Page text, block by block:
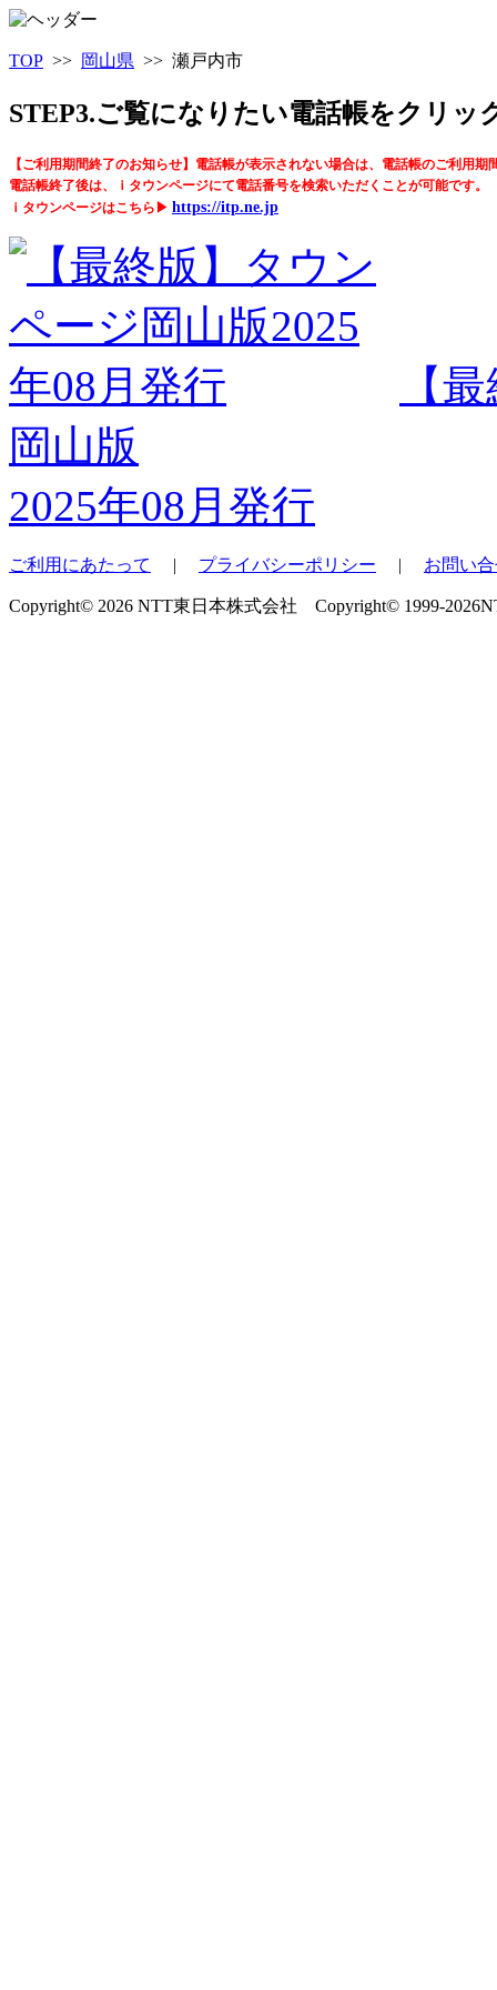
TOP >> 岡山県 >> 瀬戸内市
STEP3.ご覧になりたい電話帳をクリッ
【ご利用期間終了のお知らせ】電話帳が表示されない場合は、電話帳のご利用期
電話帳終了後は、ｉタウンページにて電話番号を検索いただくことが可能です。
ｉタウンページはこちら▶ https://itp.ne.jp
【
岡山版
2025年08月発行
ご利用にあたって | プライバシーポリシー | お問い
Copyright© 2026 NTT東日本株式会社 Copyright© 1999-